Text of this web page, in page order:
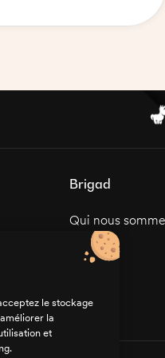
serviable et
noires propres. Une
serait un plus.
Brigad
Qui nous
Carrières
le stockage
la
et